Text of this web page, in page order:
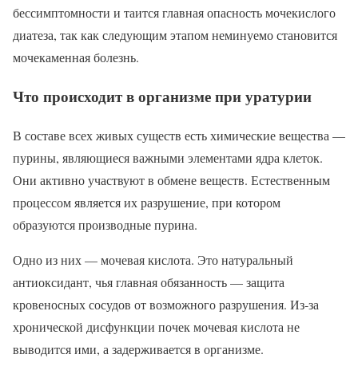
бессимптомности и таится главная опасность мочекислого
диатеза, так как следующим этапом неминуемо становится
мочекаменная болезнь.
Что происходит в организме при уратурии
В составе всех живых существ есть химические вещества —
пурины, являющиеся важными элементами ядра клеток.
Они активно участвуют в обмене веществ. Естественным
процессом является их разрушение, при котором
образуются производные пурина.
Одно из них — мочевая кислота. Это натуральный
антиоксидант, чья главная обязанность — защита
кровеносных сосудов от возможного разрушения. Из-за
хронической дисфункции почек мочевая кислота не
выводится ими, а задерживается в организме.